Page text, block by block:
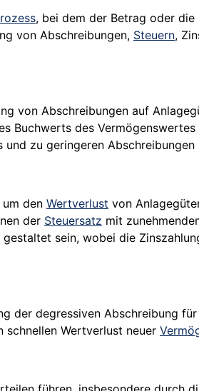
, bei dem der Betrag oder
von Abschreibungen, Steuern,
von Abschreibungen auf
Buchwerts des
und zu geringeren
den Wertverlust von
der Steuersatz mit
sein, wobei die
der degressiven Abschreibung
schnellen Wertverlust neuer